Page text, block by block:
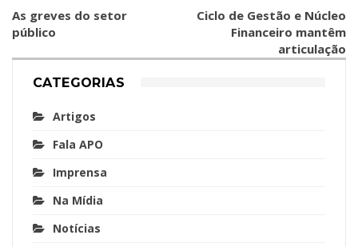
As greves do setor
público
Ciclo de Gestão e Núcleo
Financeiro mantêm
articulação
CATEGORIAS
Artigos
Fala APO
Imprensa
Na Mídia
Notícias